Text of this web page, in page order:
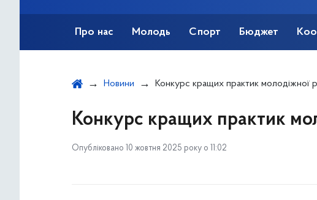
Про нас Молодь Спорт Бюджет
Новини Конкурс кращих практик молодіжної роботи в
Конкурс кращих практик
Опубліковано 10 жовтня 2025 року о 11:02